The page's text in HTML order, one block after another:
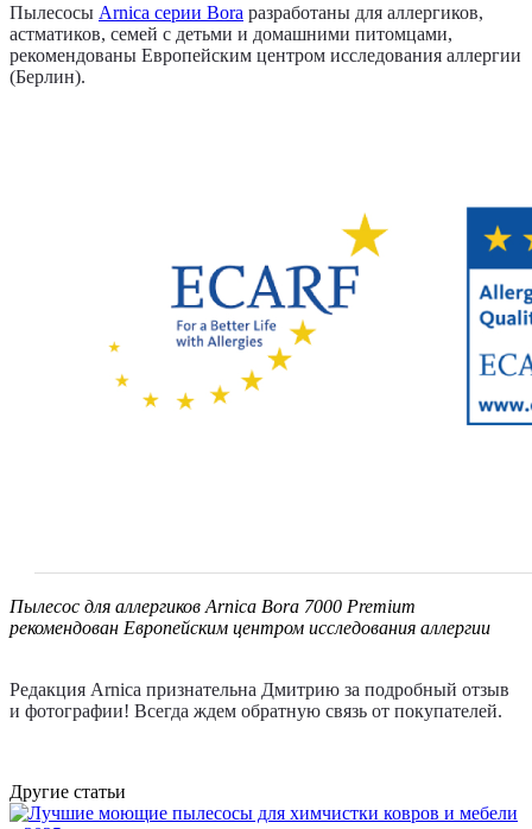
Пылесосы Arnica серии Bora разработаны для аллергиков,
астматиков, семей с детьми и домашними питомцами,
рекомендованы Европейским центром исследования аллергии
(Берлин).
Пылесос для аллергиков Arnica Bora 7000 Premium
рекомендован Европейским центром исследования аллергии
Редакция Arnica признательна Дмитрию за подробный отзыв
и фотографии! Всегда ждем обратную связь от покупателей.
Другие статьи